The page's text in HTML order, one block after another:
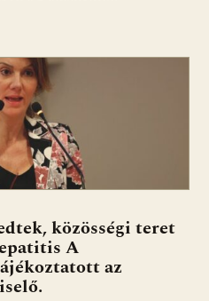
közösségi teret
A
az